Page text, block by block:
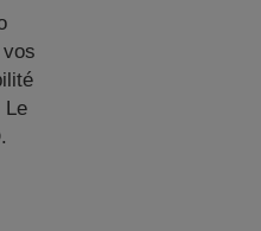
Le